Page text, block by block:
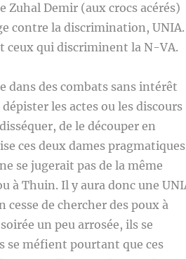
Demir (aux crocs acérés)
contre la discrimination, UNIA.
ceux qui discriminent la N-VA.
dans des combats sans intérêt
les actes ou les discours
de le découper en
ces deux dames
se jugerait pas de la même
à Thuin. Il y aura donc une
cesse de chercher des poux à
un peu arrosée, ils se
se méfient pourtant que ces